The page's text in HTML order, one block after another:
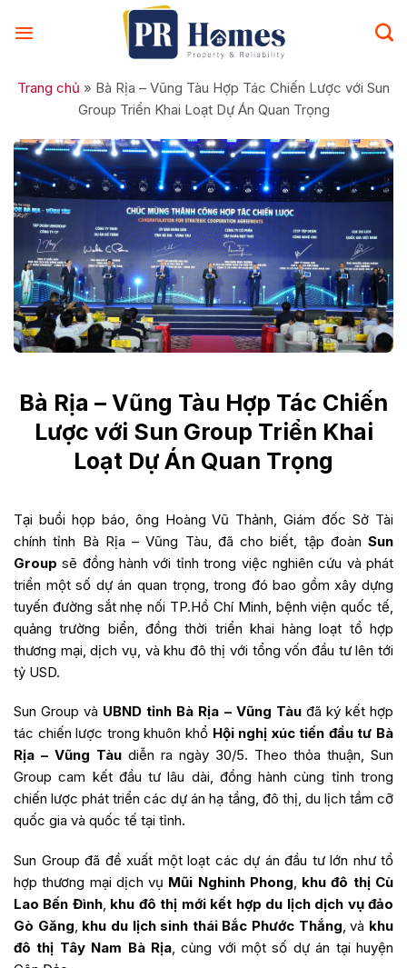
Trang chủ » Bà Rịa – Vũng Tàu Hợp Tác Chiến Lược với Sun
Group Triển Khai Loạt Dự Án Quan Trọng
Bà Rịa – Vũng Tàu Hợp Tác Chiến
Lược với Sun Group Triển Khai
Loạt Dự Án Quan Trọng
Tại buổi họp báo, ông Hoàng Vũ Thảnh, Giám đốc Sở Tài
chính tỉnh Bà Rịa – Vũng Tàu, đã cho biết, tập đoàn Sun
Group sẽ đồng hành với tỉnh trong việc nghiên cứu và phát
triển một số dự án quan trọng, trong đó bao gồm xây dựng
tuyến đường sắt nhẹ nối TP.Hồ Chí Minh, bệnh viện quốc tế,
quảng trường biển, đồng thời triển khai hàng loạt tổ hợp
thương mại, dịch vụ, và khu đô thị với tổng vốn đầu tư lên tới
tỷ USD.
Sun Group và UBND tỉnh Bà Rịa – Vũng Tàuđã ký kết hợp
tác chiến lược trong khuôn khổ Hội nghị xúc tiến đầu tư Bà
Rịa – Vũng Tàu diễn ra ngày 30/5. Theo thỏa thuận, Sun
Group cam kết đầu tư lâu dài, đồng hành cùng tỉnh trong
chiến lược phát triển các dự án hạ tầng, đô thị, du lịch tầm cỡ
quốc gia và quốc tế tại tỉnh.
Sun Group đã đề xuất một loạt các dự án đầu tư lớn như tổ
hợp thương mại dịch vụ Mũi Nghinh Phong khu đô thị Cù
Lao Bến Đình, khu đô thị mới kết hợp du lịch dịch vụ đảo
Gò Găng khu du lịch sinh thái Bắc Phước Thắng , và khu
đô thị Tây Nam Bà Rịa, cùng với một số dự án tại huyện